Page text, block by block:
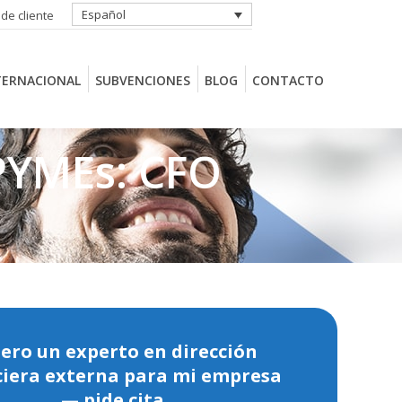
cliente Español
SUBVENCIONES BLOG CONTACTO
CFO
un experto en dirección
externa para mi empresa